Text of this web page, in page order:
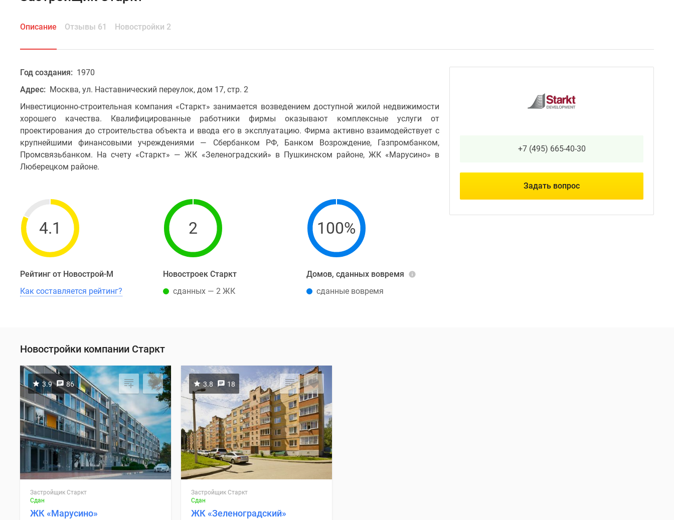
Описание Отзывы 61 Новостройки 2
Год создания: 1970
Адрес: Москва, ул. Наставнический переулок, дом 17, стр. 2
Инвестиционно-строительная компания «Старкт» занимается возведением доступной жилой недвижимости
хорошего качества. Квалифицированные работники фирмы оказывают комплексные услуги от
проектирования до строительства объекта и ввода его в эксплуатацию. Фирма активно взаимодействует с
крупнейшими финансовыми учреждениями — Сбербанком РФ, Банком Возрождение, Газпромбанком,
Промсвязьбанком. На счету «Старкт» — ЖК «Зеленоградский» в Пушкинском районе, ЖК «Марусино» в
Люберецком районе.
4.1
Рейтинг от Новострой-М
Как составляется рейтинг?
2
Новостроек Старкт
сданных — 2 ЖК
100%
Домов, сданных вовремя
сданные вовремя
+7 (495) 665-40-30
Задать вопрос
Новостройки компании Старкт
3.9 86
Застройщик Старкт
Сдан
ЖК «Марусино»
3.8 18
Застройщик Старкт
Сдан
ЖК «Зеленоградский»